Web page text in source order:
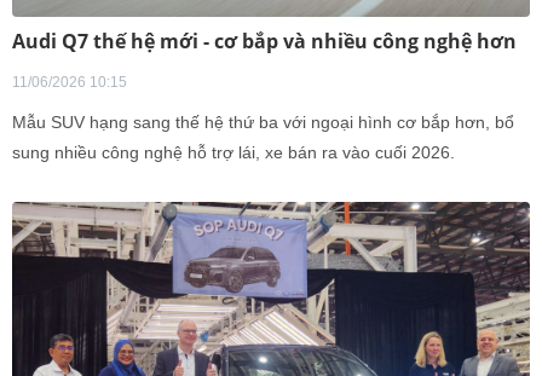
Audi Q7 thế hệ mới - cơ bắp và nhiều công nghệ hơn
11/06/2026 10:15
Mẫu SUV hạng sang thế hệ thứ ba với ngoại hình cơ bắp hơn, bổ
sung nhiều công nghệ hỗ trợ lái, xe bán ra vào cuối 2026.